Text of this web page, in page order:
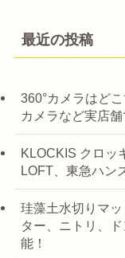
最近の投稿
360°カメラはど
カメラなど実店舗
KLOCKIS クロッ
LOFT、東急ハン
珪藻土水切りマ
ター、ニトリ、
能！